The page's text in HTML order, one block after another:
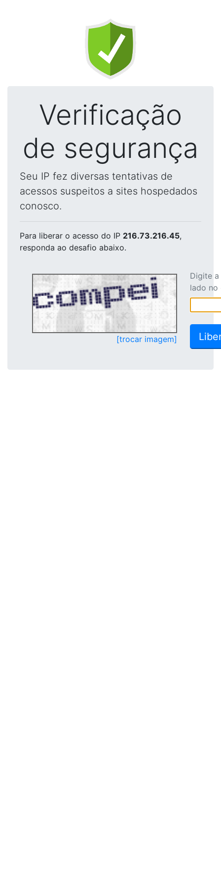
Verificação
de segurança
Seu IP fez diversas tentativas de
acessos suspeitos a sites hospedados
conosco.
Para liberar o acesso do IP 216.73.216.45,
responda ao desafio abaixo.
[trocar imagem]
Digite
lado no